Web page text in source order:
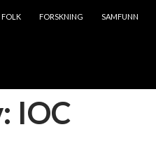
FOLK
FORSKNING SAMFUNN
IOC